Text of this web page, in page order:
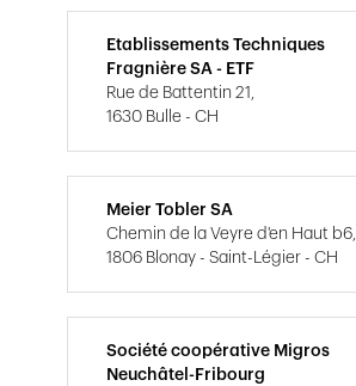
Etablissements Techniques
Fragnière SA - ETF
Rue de Battentin 21,
1630 Bulle - CH
Meier Tobler SA
Chemin de la Veyre d'en Haut b6,
1806 Blonay - Saint-Légier - CH
Société coopérative Migros
Neuchâtel-Fribourg